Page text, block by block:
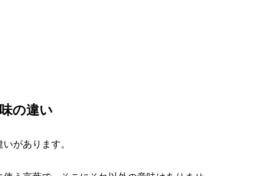
の違い
があります。